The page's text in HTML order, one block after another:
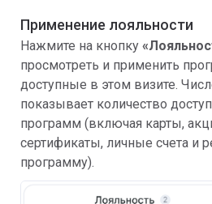
Применение лояльности
Нажмите на кнопку
просмотреть и применить
доступные в этом визите.
показывает количество
программ (включая карты,
сертификаты, личные счета и
программу).